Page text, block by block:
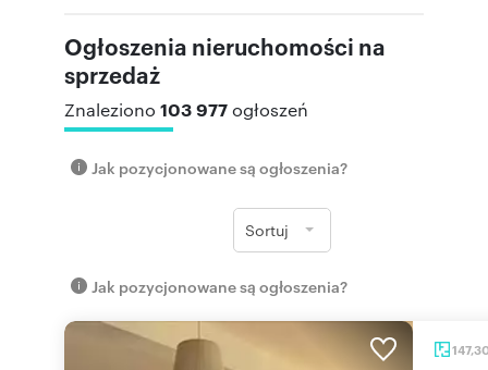
Ogłoszenia nieruchomości na
sprzedaż
Znaleziono 103 977ogłoszeń
Jak pozycjonowane są ogłoszenia?
Sortuj
Jak pozycjonowane są ogłoszenia?